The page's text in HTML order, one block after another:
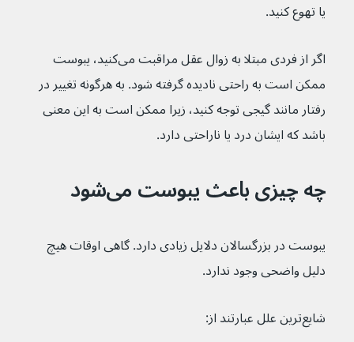
یا تهوع کنید.
اگر از فردی مبتلا به زوال عقل مراقبت می‌کنید، یبوست
ممکن است به راحتی نادیده گرفته شود. به هرگونه تغییر در
رفتار مانند گیجی توجه کنید، زیرا ممکن است به این معنی
باشد که ایشان درد یا ناراحتی دارد.
چه چیزی باعث یبوست می‌شود
یبوست در بزرگسالان دلایل زیادی دارد. گاهی اوقات هیچ
دلیل واضحی وجود ندارد.
شایع‌ترین علل عبارتند از: